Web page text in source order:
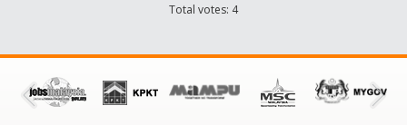
Total votes: 4